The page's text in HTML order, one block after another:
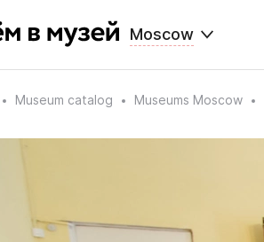
Moscow
Museum catalog Museums Moscow